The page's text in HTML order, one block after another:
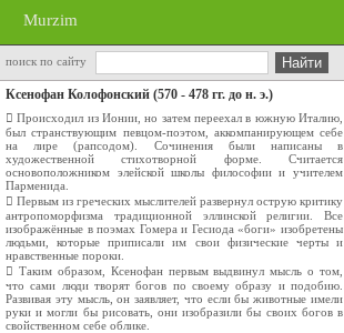
Murzim
поиск по сайту
Ксенофан Колофонский (570 - 478 гг. до н. э.)
 Происходил из Ионии, но затем переехал в южную Италию,
был странствующим певцом-поэтом, аккомпанирующем себе
на лире (рапсодом). Сочинения были написаны в
художественной стихотворной форме. Считается
основоположником элейской школы философии и учителем
Парменида.
 Первым из греческих мыслителей развернул острую критику
антропоморфизма традиционной эллинской религии. Все
изображённые в поэмах Гомера и Гесиода «боги» изобретены
людьми, которые приписали им свои физические черты и
нравственные пороки.
 Таким образом, Ксенофан первым выдвинул мысль о том,
что сами люди творят богов по своему образу и подобию.
Развивая эту мысль, он заявляет, что если бы животные имели
руки и могли бы рисовать, они изобразили бы своих богов в
свойственном себе облике.